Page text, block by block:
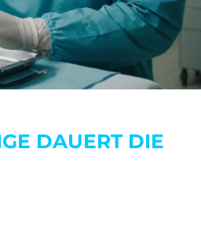
DAUERT DIE